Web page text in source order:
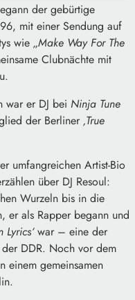
der gebürtige
mit einer Sendung auf
wie „Make Way For The
Clubnächte mit
war er DJ bei Ninja Tune
der Berliner ‚True
umfangreichen Artist-Bio
über DJ Resoul:
Wurzeln bis in die
er als Rapper begann und
Lyrics‘war – eine der
DDR. Noch vor dem
einem gemeinsamen